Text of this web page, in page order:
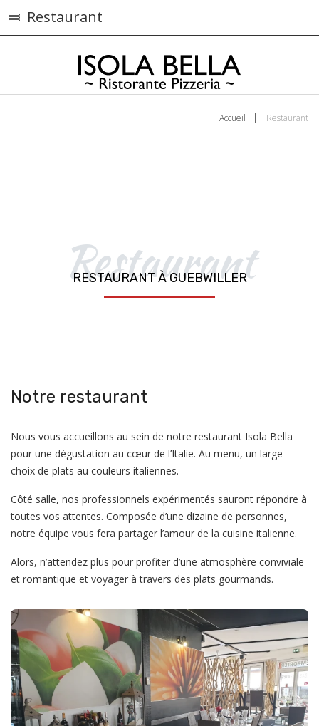
Restaurant
Accueil Restaurant
Restaurant
RESTAURANT À GUEBWILLER
Notre restaurant
Nous vous accueillons au sein de notre restaurant Isola Bella
pour une dégustation au cœur de l’Italie. Au menu, un large
choix de plats au couleurs italiennes.
Côté salle, nos professionnels expérimentés sauront répondre à
toutes vos attentes. Composée d’une dizaine de personnes,
notre équipe vous fera partager l’amour de la cuisine italienne.
Alors, n’attendez plus pour profiter d’une atmosphère conviviale
et romantique et voyager à travers des plats gourmands.